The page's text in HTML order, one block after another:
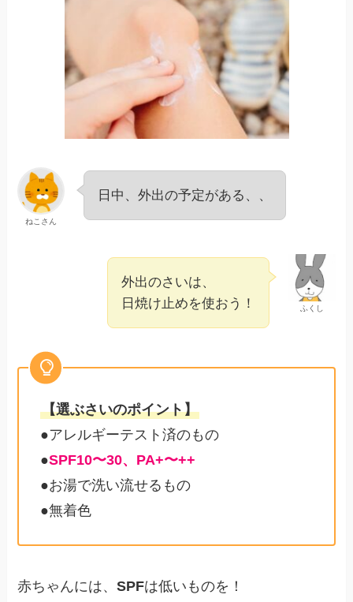
ねこさん
日中、外出の予定がある、、
ふくし
外出のさいは、
日焼け止めを使おう！
【選ぶさいのポイント】
●アレルギーテスト済のもの
●SPF10〜30、PA+〜++
●お湯で洗い流せるもの
●無着色
赤ちゃんには、SPFは低いものを！